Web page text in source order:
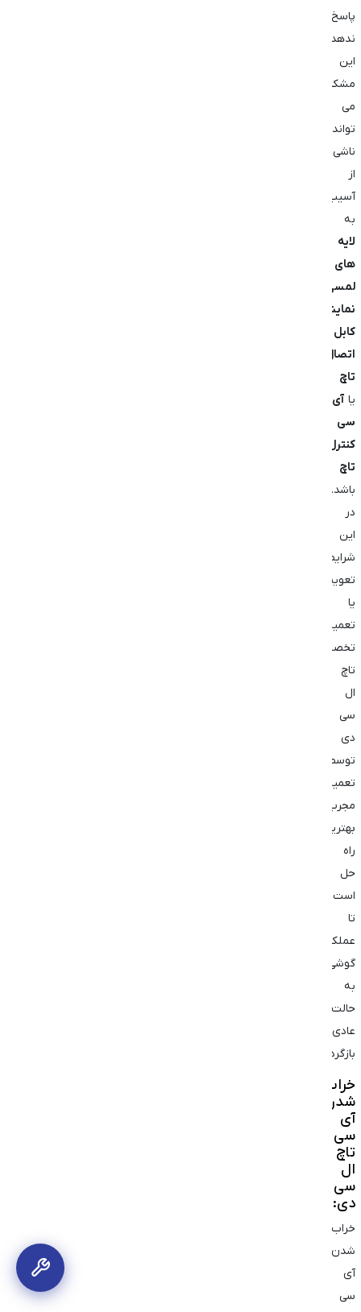
پاسخ
ندهد.
این
مشکل
می
‌تواند
ناشی
از
آسیب
به
لایه‌
های
لمسی
نمایشگر
کابل
اتصال
تاچ
یا آی
‌سی
کنترل
تاچ
باشد.
در
این
شرایط،
تعویض
یا
تعمیر
تخصصی
تاچ
ال
‌سی
‌دی
توسط
تعمیرکار
مجرب
بهترین
راه
‌حل
است
تا
عملکرد
گوشی
به
حالت
عادی
بازگردد.
خراب
شدن
آی
سی
تاچ
ال
سی
دی:
خراب
شدن
آی
‌سی